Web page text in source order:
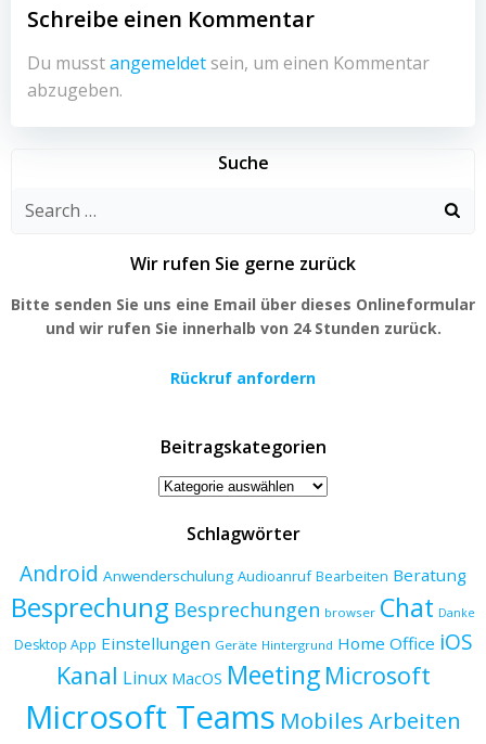
Schreibe einen Kommentar
Du musstangemeldet sein, um einen Kommentar
abzugeben.
Suche
Search
Wir rufen Sie gerne zurück
Bitte senden Sie uns eine Email über dieses Onlineformular
und wir rufen Sie innerhalb von 24 Stunden zurück.
Rückruf anfordern
Beitragskategorien
Beitragskategorien
Schlagwörter
Android Anwenderschulung Audioanruf Bearbeiten Beratung
Besprechung Besprechungen browser Chat Danke
Desktop App Einstellungen Geräte Hintergrund Home Office iOS
Kanal Linux MacOS Meeting Microsoft
Microsoft Teams Mobiles Arbeiten